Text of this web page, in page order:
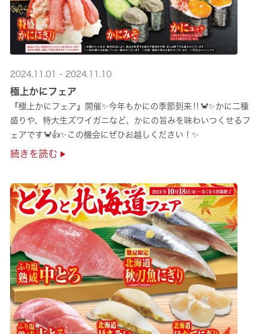
2024.11.01 - 2024.11.10
極上かにフェア
『極上かにフェア』開催✨今年もかにの季節到来‼🦀✨かに二種
盛りや、特大生ズワイガニなど、かにの旨みを味わいつくせるフ
ェアです🦀👍✨この機会にぜひお越しください！✨
続きを読む